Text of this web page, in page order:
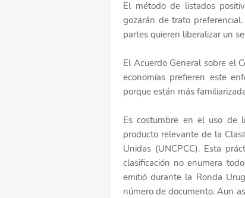
El método de listados
gozarán de trato
partes quieren liberalizar un
El Acuerdo General sobre el
economías prefieren este
porque están más
Es costumbre en el uso de
producto relevante de la
Unidas (UNCPCC). Esta
clasificación no enumera
emitió durante la Ronda
número de documento. Aun